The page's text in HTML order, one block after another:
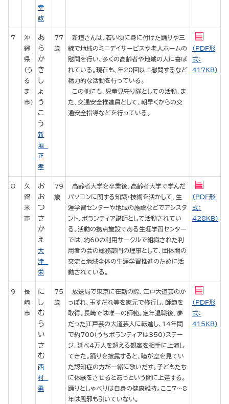
幸
政
7
沖
縄
県
（う
る
ま
市）
あ
ら
か
き
し
ょ
う
こ
う
新
垣
正
孝
77
歳
新垣さんは、若い頃に身に付けた踊りや三
線で地域のミニデイサービスや老人ホームの
慰問を行い、多くの高齢者や地域の人に喜ば
れている。現在も、年20回以上慰問するなど
精力的な活動を行っている。
この他にも、児童見守り隊としての活動、ま
た、交通安全推進員として、朝早くからの交
通安全指導などを行っている。
（PDF形
式：
417KB）
8
久
留
米
市
お
お
つ
さ
か
え
大
津
栄
79
歳
高齢者大学を卒業後、高齢者大学で学んだ
パソコンに関する知識・技術を活かして、生
涯学習センターや地域の施設などでアシスタ
ント、ボランティア講師として活動されてい
る。活動の拠点施設である生涯学習センター
では、約60の利用サークルで組織された利
用者の会の総務部門の理事として、団体間の
交流と地域全体の生涯学習推進のために活
動されている。
（PDF形
式：
428KB）
9
長
崎
市
に
し
む
ら
い
さ
む
西
村
勇
75
歳
放送局で東京に在勤の際、江戸大道芸のか
っぽれ、玉すだれ等を家元で修行し、師範を
取得。長崎では唯一の師範。定年退職後、夢
だった江戸芸の大道芸人に転進し、14年間
で約700（うちボランティアは350）ステー
ジ、延べ4万人を超える観客を相手に上演し
てきた。踊りを披露すると、瞳が空を見てい
た認知症の方が一緒に歌いだす。子どもたち
に体験をさせるとあっという間に上達する。
踊りとしゃべりは自身の健康維持。ここ7～8
年は風邪も引いていない。
（PDF形
式：
415KB）